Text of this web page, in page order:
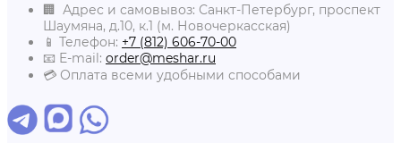
🏢 Адрес и самовывоз: Санкт-Петербург, проспект
Шаумяна, д.10, к.1 (м. Новочеркасская)
📱 Телефон: +7 (812) 606-70-00
📧 E-mail: order@meshar.ru
💳 Оплата всеми удобными способами